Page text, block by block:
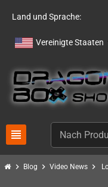
Land und Sprache:
Vereinigte Staaten
view_headline
chevron_right Blog chevron_right Video News chevron_right